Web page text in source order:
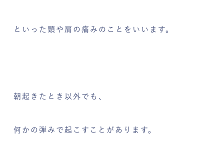
といった頸や肩の痛みのことをいいます。
朝起きたとき以外でも、
何かの弾みで起こすことがあります。